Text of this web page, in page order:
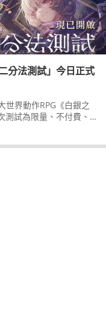
分法測試」今日正式
界動作RPG《白銀之
試為限量、不付費、